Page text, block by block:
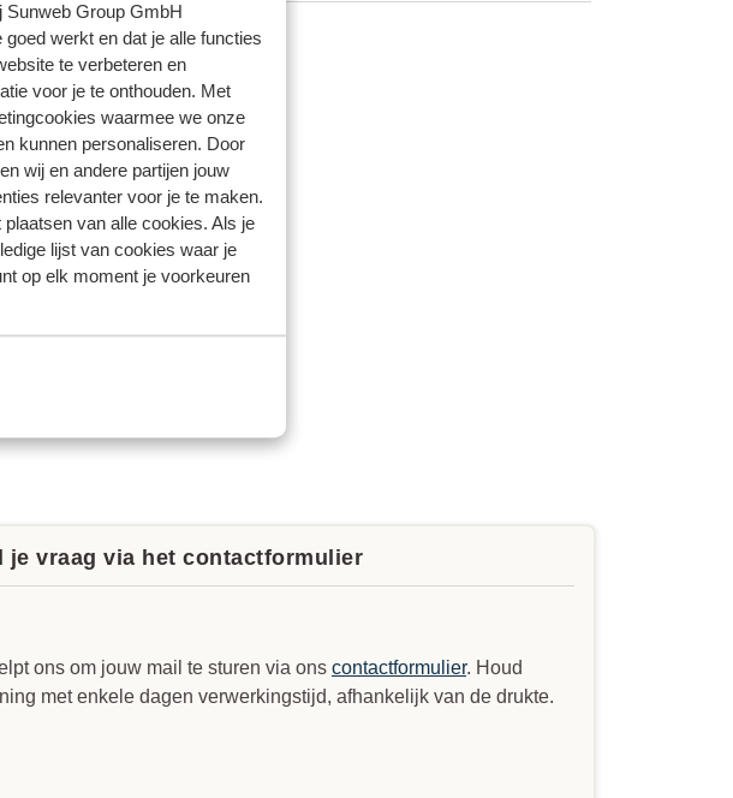
Sunweb Group GmbH
werkt en dat je alle functies
te verbeteren en
voor je te onthouden. Met
waarmee we onze
kunnen personaliseren. Door
wij en andere partijen jouw
relevanter voor je te maken.
van alle cookies. Als je
lijst van cookies waar je
op elk moment je voorkeuren
(repatriëringsgarantie)?
je vraag via het contactformulier
ons om jouw mail te sturen via ons contactformulier. Houd
met enkele dagen verwerkingstijd, afhankelijk van de drukte.